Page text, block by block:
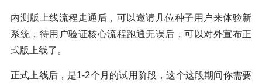
内测版上线流程走通后，可以邀请几位种子用户来体验新
系统，待用户验证核心流程跑通无误后，可以对外宣布正
式版上线了。
正式上线后，是1-2个月的试用阶段，这个这段期间你需要